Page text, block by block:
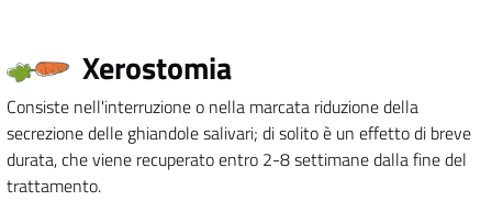
Xerostomia
Consiste nell'interruzione o nella marcata riduzione della
secrezione delle ghiandole salivari; di solito è un effetto di breve
durata, che viene recuperato entro 2-8 settimane dalla fine del
trattamento.